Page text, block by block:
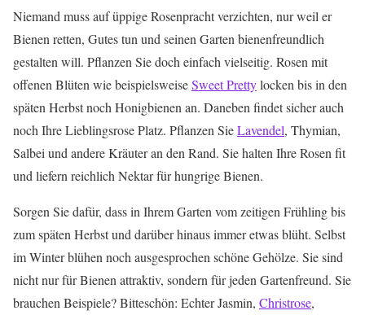
Niemand muss auf üppige Rosenpracht verzichten, nur weil er
Bienen retten, Gutes tun und seinen Garten bienenfreundlich
gestalten will. Pflanzen Sie doch einfach vielseitig. Rosen mit
offenen Blüten wie beispielsweiseSweet Prettylocken bis in den
späten Herbst noch Honigbienen an. Daneben findet sicher auch
noch Ihre Lieblingsrose Platz. Pflanzen SieLavendel, Thymian,
Salbei und andere Kräuter an den Rand. Sie halten Ihre Rosen fit
und liefern reichlich Nektar für hungrige Bienen.
Sorgen Sie dafür, dass in Ihrem Garten vom zeitigen Frühling bis
zum späten Herbst und darüber hinaus immer etwas blüht. Selbst
im Winter blühen noch ausgesprochen schöne Gehölze. Sie sind
nicht nur für Bienen attraktiv, sondern für jeden Gartenfreund. Sie
brauchen Beispiele? Bitteschön: Echter Jasmin, Christrose,